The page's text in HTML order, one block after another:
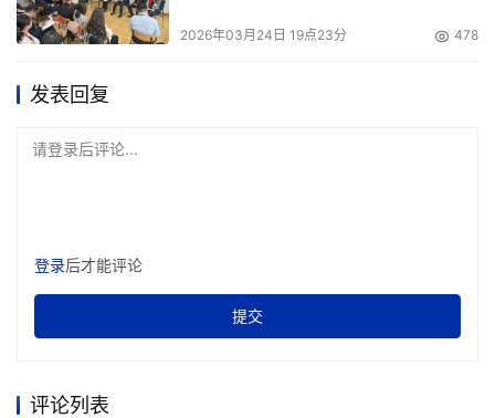
在这之后还提供了企业存储与数据流程的标准化，我们可以
如何去管理硬件平台上的数据，实际上也是非常复杂的一个
管理怎么检索、查询等等，这些都是需要有一个相对标准化
的实践，实际上企业数据管理流程实际上就是复制了企业业
族中很重要的一部分，它可以根据客户的需求在十几年的实
2026年03月24日 19点23分 478
发表回复
请登录后评论...
登录后才能评论
提交
评论列表